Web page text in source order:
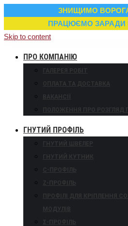
ЗНИЩИМО
ПРАЦЮЄМО ЗАРАДИ
Skip to content
ПРО КОМПАНІЮ
ГАЛЕРЕЯ РОБІТ
ОПЛАТА ТА ДОСТАВКА
ВАКАНСІЇ
ПОЛОЖЕННЯ ПРО РОЗГЛЯД
ГНУТИЙ ПРОФІЛЬ
ГНУТИЙ ШВЕЛЕР
ГНУТИЙ КУТНИК
С-ПРОФІЛЬ
Z-ПРОФІЛЬ
ПРОФІЛІ ДЛЯ КРІПЛЕННЯ
МОДУЛІВ
Σ-ПРОФІЛЬ